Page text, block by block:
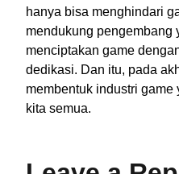
hanya bisa menghindari
mendukung pengembang
menciptakan game
dedikasi. Dan itu, pada
membentuk industri
kita semua.